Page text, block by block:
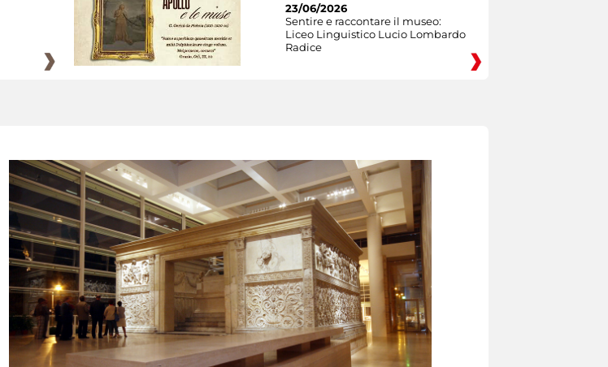
23/06/2026
Sentire e raccontare il museo:
Liceo Linguistico Lucio Lombardo
Radice